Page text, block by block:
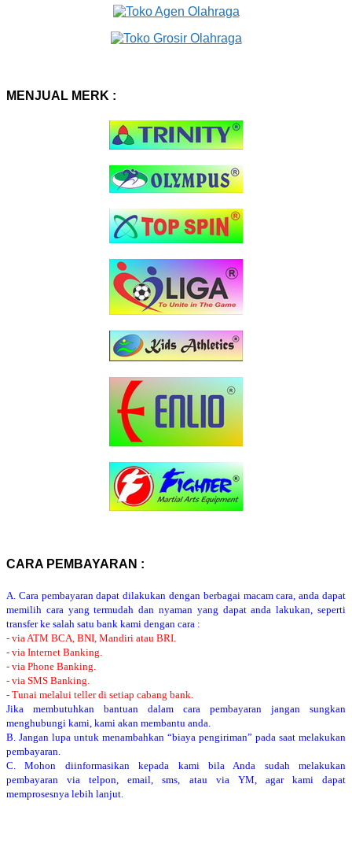
MENJUAL MERK :
CARA PEMBAYARAN :
A. Cara pembayaran dapat dilakukan dengan berbagai macam cara, anda dapat
memilih cara yang termudah dan nyaman yang dapat anda lakukan, seperti
transfer ke salah satu bank kami dengan cara :
- via ATM BCA, BNI, Mandiri atau BRI.
- via Internet Banking.
- via Phone Banking.
- via SMS Banking.
- Tunai melalui teller di setiap cabang bank.
Jika membutuhkan bantuan dalam cara pembayaran jangan sungkan
menghubungi kami, kami akan membantu anda.
B. Jangan lupa untuk menambahkan “biaya pengiriman” pada saat melakukan
pembayaran.
C. Mohon diinformasikan kepada kami bila Anda sudah melakukan
pembayaran via telpon, email, sms, atau via YM, agar kami dapat
memprosesnya lebih lanjut.